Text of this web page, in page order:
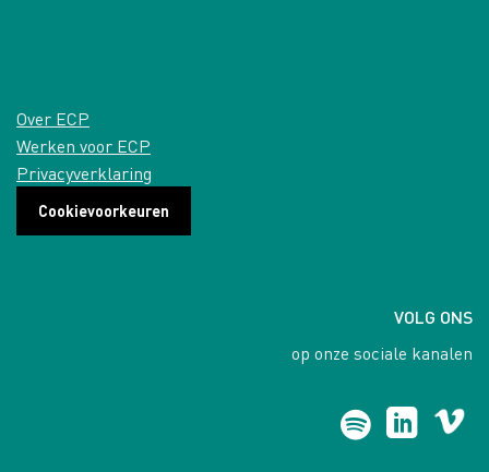
Over ECP
Werken voor ECP
Privacyverklaring
Cookievoorkeuren
VOLG ONS
op onze sociale kanalen